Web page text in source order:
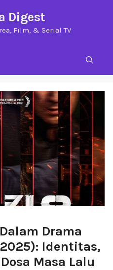
Digest
Film, & Serial TV
Drama
Identitas,
Masa Lalu